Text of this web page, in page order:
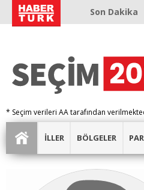
Son Dakika
* Seçim verileri AA tarafından
İLLER BÖLGELER